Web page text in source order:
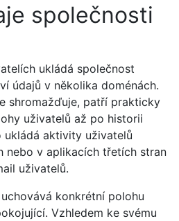
společnosti
ukládá společnost
údajů v několika doménách.
shromažďuje, patří prakticky
uživatelů až po historii
ukládá aktivity uživatelů
nebo v aplikacích třetích stran
uživatelů.
konkrétní polohu
Vzhledem ke svému